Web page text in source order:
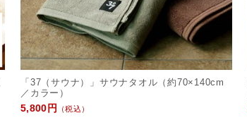
「37（サウナ）」サウナタオル（約70×140cm
／カラー）
5,800円
（税込）